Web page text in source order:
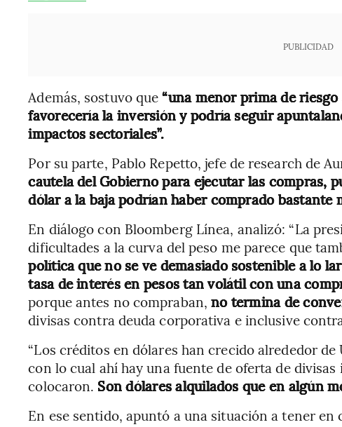
PUBLICIDAD
Además, sostuvo que“una menor prima de
favorecería la inversión y podría seguir
impactos sectoriales”.
Por su parte, Pablo Repetto, jefe de research de
cautela del Gobierno para ejecutar las compras,
dólar a la baja podrían haber comprado bastante
En diálogo con Bloomberg Línea, analizó: “La
dificultades a la curva del peso me parece que
política que no se ve demasiado sostenible a lo
tasa de interés en pesos tan volátil con una
porque antes no compraban,no termina de
divisas contra deuda corporativa e inclusive
“Los créditos en dólares han crecido alrededor
con lo cual ahí hay una fuente de oferta de
colocaron. Son dólares alquilados que en algún
En ese sentido, apuntó a una situación a tener en